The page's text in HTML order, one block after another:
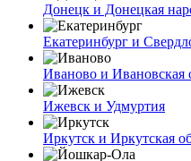
Донецк и Донецкая
Екатеринбург и
Иваново и Ивановская
Ижевск и Удмуртия
Иркутск и Иркутская